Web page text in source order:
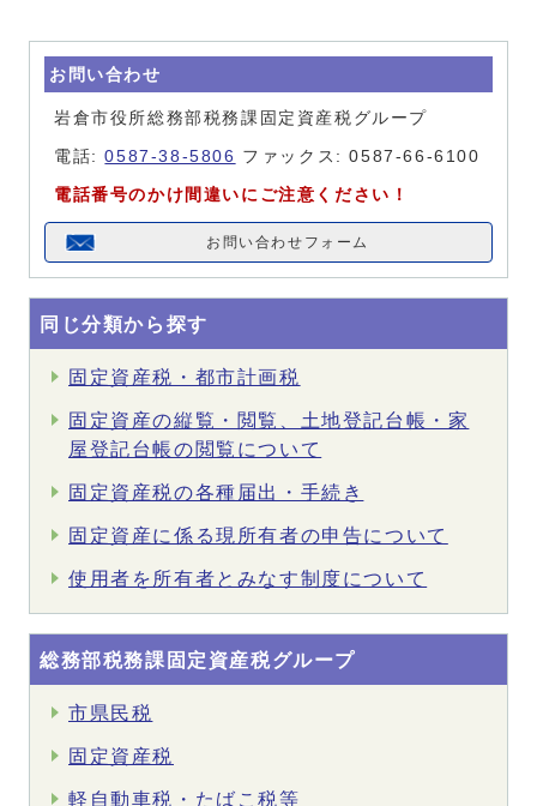
お問い合わせ
岩倉市役所総務部税務課固定資産税グループ
電話:0587-38-5806 ファックス: 0587-66-6100
電話番号のかけ間違いにご注意ください！
お問い合わせフォーム
同じ分類から探す
固定資産税・都市計画税
固定資産の縦覧・閲覧、土地登記台帳・家
屋登記台帳の閲覧について
固定資産税の各種届出・手続き
固定資産に係る現所有者の申告について
使用者を所有者とみなす制度について
総務部税務課固定資産税グループ
市県民税
固定資産税
軽自動車税・たばこ税等